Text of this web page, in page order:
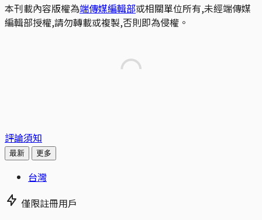
本刊載內容版權為端傳媒編輯部或相關單位所有,未經端傳媒
編輯部授權,請勿轉載或複製,否則即為侵權。
評論須知
最新 更多
台灣
僅限註冊用戶